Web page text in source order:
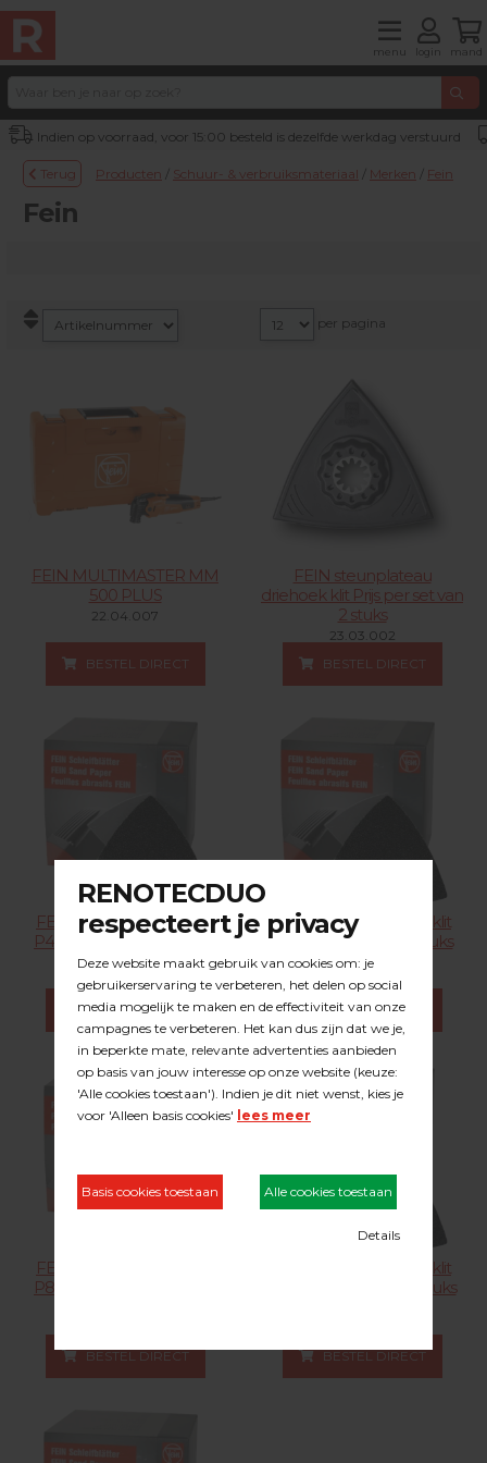
menu login mand
Indien op voorraad, voor 15:00 besteld is dezelfde werkdag verstuurd
Terug Producten / Schuur- & verbruiksmateriaal / Merken / Fein
Fein
per pagina
FEIN MULTIMASTER MM
500 PLUS
22.04.007
BESTEL DIRECT
FEIN steunplateau
driehoek klit Prijs per set van
2 stuks
23.03.002
BESTEL DIRECT
FEIN schuurdriehoek klit
P40 Verpakt per 50 stuks
21.09.040
BESTEL DIRECT
FEIN schuurdriehoek klit
P60 Verpakt per 50 stuks
21.09.060
BESTEL DIRECT
FEIN schuurdriehoek klit
P80 Verpakt per 50 stuks
BESTEL DIRECT
FEIN schuurdriehoek klit
P100 Verpakt per 50 stuks
BESTEL DIRECT